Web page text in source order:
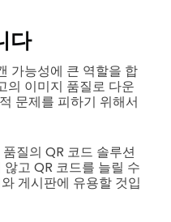
다
가능성에 큰 역할을 합
의 이미지 품질로 다운
문제를 피하기 위해서
질의 QR 코드 솔루션
고 QR 코드를 늘릴 수
게시판에 유용할 것입